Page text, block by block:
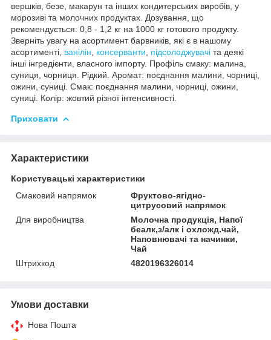
вершків, безе, макарун та інших кондитерських виробів, у
морозиві та молочних продуктах. Дозування, що
рекомендується: 0,8 - 1,2 кг на 1000 кг готового продукту.
Зверніть увагу на асортимент барвників, які є в нашому
асортименті, ванілін консерванти підсолоджувачі та деякі
інші інгредієнти, власного імпорту. Профіль смаку: малина,
суниця, чорниця. Рідкий. Аромат: поєднання малини, чорниці,
ожини, суниці. Смак: поєднання малини, чорниці, ожини,
суниці. Колір: жовтий різної інтенсивності.
Приховати
Характеристики
Користувацькі характеристики
Смаковий напрямок
Фруктово-ягідно-
цитрусовий напрямок
Для виробництва
Молочна продукція, Напої
беалк,з/алк і охложд.чай,
Наповнювачі та начинки,
Чай
Штрихкод
4820196326014
Умови доставки
Нова Пошта